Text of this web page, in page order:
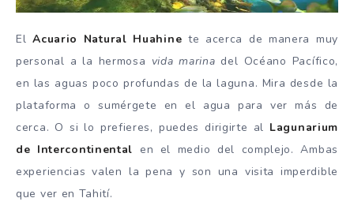
ElAcuario Natural Huahine te acerca de manera muy
personal a la hermosa vida marina del Océano Pacífico,
en las aguas poco profundas de la laguna. Mira desde la
plataforma o sumérgete en el agua para ver más de
cerca. O si lo prefieres, puedes dirigirte al Lagunarium
de Intercontinental en el medio del complejo. Ambas
experiencias valen la pena y son una visita imperdible
que ver en Tahití.